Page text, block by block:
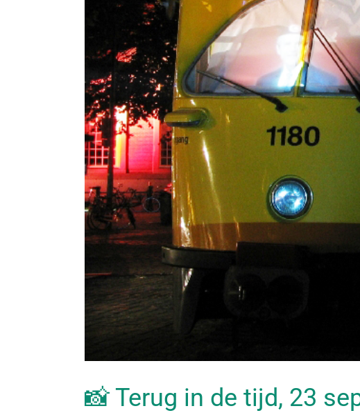
📸 Terug in de tijd, 23